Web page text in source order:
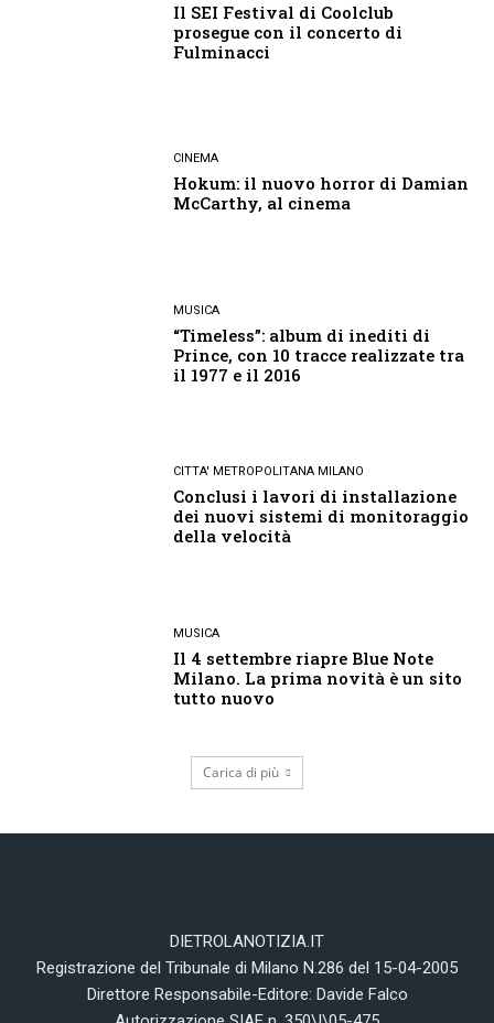
Il SEI Festival di Coolclub
prosegue con il concerto di
Fulminacci
CINEMA
Hokum: il nuovo horror di Damian
McCarthy, al cinema
MUSICA
“Timeless”: album di inediti di
Prince, con 10 tracce realizzate tra
il 1977 e il 2016
CITTA' METROPOLITANA MILANO
Conclusi i lavori di installazione
dei nuovi sistemi di monitoraggio
della velocità
MUSICA
Il 4 settembre riapre Blue Note
Milano. La prima novità è un sito
tutto nuovo
Carica di più
DIETROLANOTIZIA.IT
Registrazione del Tribunale di Milano N.286 del 15-04-2005
Direttore Responsabile-Editore: Davide Falco